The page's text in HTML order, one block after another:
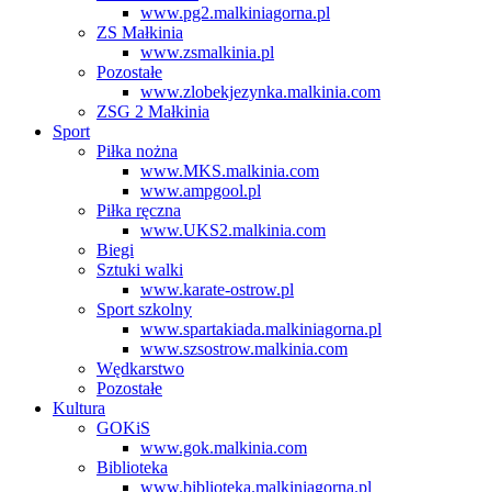
www.pg2.malkiniagorna.pl
ZS Małkinia
www.zsmalkinia.pl
Pozostałe
www.zlobekjezynka.malkinia.com
ZSG 2 Małkinia
Sport
Piłka nożna
www.MKS.malkinia.com
www.ampgool.pl
Piłka ręczna
www.UKS2.malkinia.com
Biegi
Sztuki walki
www.karate-ostrow.pl
Sport szkolny
www.spartakiada.malkiniagorna.pl
www.szsostrow.malkinia.com
Wędkarstwo
Pozostałe
Kultura
GOKiS
www.gok.malkinia.com
Biblioteka
www.biblioteka.malkiniagorna.pl